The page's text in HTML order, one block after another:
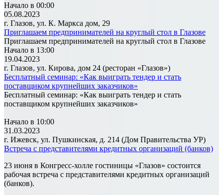
Начало в 00:00
05.08.2023
г. Глазов, ул. К. Маркса дом, 29
Приглашаем предпринимателей на круглый стол в Глазове
Приглашаем предпринимателей на круглый стол в Глазове
Начало в 13:00
19.04.2023
г. Глазов, ул. Кирова, дом 24 (ресторан «Глазов»)
Бесплатный семинар: «Как выиграть тендер и стать
поставщиком крупнейших заказчиков»
Бесплатный семинар: «Как выиграть тендер и стать
поставщиком крупнейших заказчиков»
Начало в 10:00
31.03.2023
г. Ижевск, ул. Пушкинская, д. 214 (Дом Правительства УР)
Встреча с представителями кредитных организаций (банков)
23 июня в Конгресс-холле гостиницы «Глазов» состоится
рабочая встреча с представителями кредитных организаций
(банков).